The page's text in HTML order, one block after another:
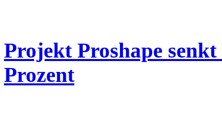
Projekt Proshape
Prozent